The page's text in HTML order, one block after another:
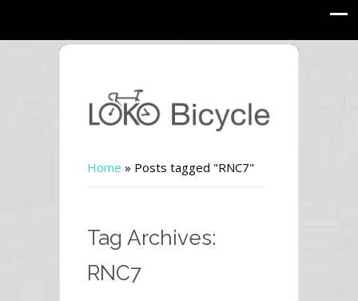
Home » Posts tagged "RNC7"
Tag Archives:
RNC7